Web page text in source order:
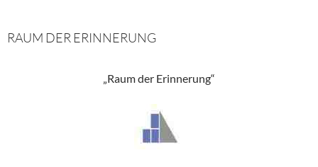
RAUM DER ERINNERUNG
„Raum der Erinnerung“